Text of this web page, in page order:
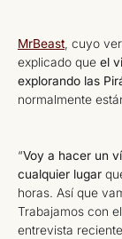
MrBeast , cuyo
explicado que el
explorando las
normalmente
“Voy a hacer un
cualquier lugar
horas. Así que
Trabajamos con el
entrevista